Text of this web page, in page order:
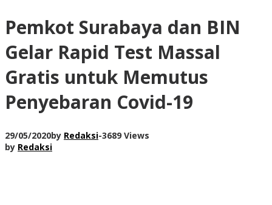
Pemkot Surabaya dan BIN
Gelar Rapid Test Massal
Gratis untuk Memutus
Penyebaran Covid-19
29/05/2020by Redaksi-3689 Views
by Redaksi